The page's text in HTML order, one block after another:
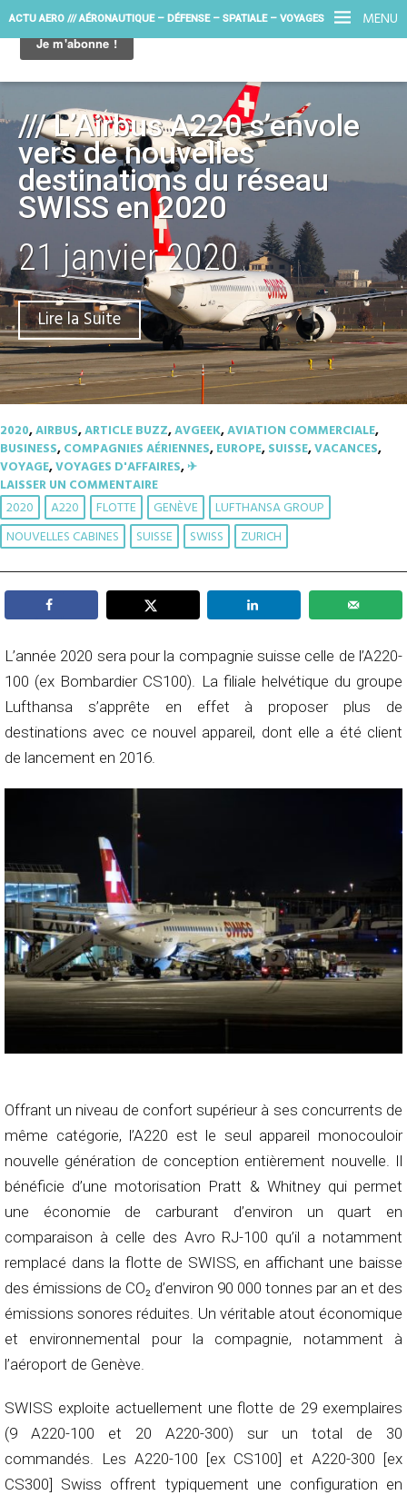
MENU
ACTU AERO /// AÉRONAUTIQUE – DÉFENSE – SPATIALE – VOYAGES
/// L’Airbus A220 s’envole
vers de nouvelles
destinations du réseau
SWISS en 2020
21 janvier 2020
Lire la Suite
2020,AIRBUS,ARTICLE BUZZ,AVGEEK,AVIATION COMMERCIALE,
BUSINESS,COMPAGNIES AÉRIENNES,EUROPE,SUISSE,VACANCES,
VOYAGE,VOYAGES D'AFFAIRES,✈︎
LAISSER UN COMMENTAIRE
2020 A220 FLOTTE GENÈVE
LUFTHANSA GROUP
NOUVELLES CABINES
SUISSE SWISS ZURICH
L’année 2020 sera pour la compagnie suisse celle de l’A220-
100 (ex Bombardier CS100). La filiale helvétique du groupe
Lufthansa s’apprête en effet à proposer plus de
destinations avec ce nouvel appareil, dont elle a été client
de lancement en 2016.
Offrant un niveau de confort supérieur à ses concurrents de
même catégorie, l’A220 est le seul appareil monocouloir
nouvelle génération de conception entièrement nouvelle. Il
bénéficie d’une motorisation Pratt & Whitney qui permet
une économie de carburant d’environ un quart en
comparaison à celle des Avro RJ-100 qu’il a notamment
remplacé dans la flotte de SWISS, en affichant une baisse
des émissions de CO₂ d’environ 90 000 tonnes par an et des
émissions sonores réduites. Un véritable atout économique
et environnemental pour la compagnie, notamment à
l’aéroport de Genève.
SWISS exploite actuellement une flotte de 29 exemplaires
(9 A220-100 et 20 A220-300) sur un total de 30
commandés. Les A220-100 [ex CS100] et A220-300 [ex
CS300] Swiss offrent typiquement une configuration en